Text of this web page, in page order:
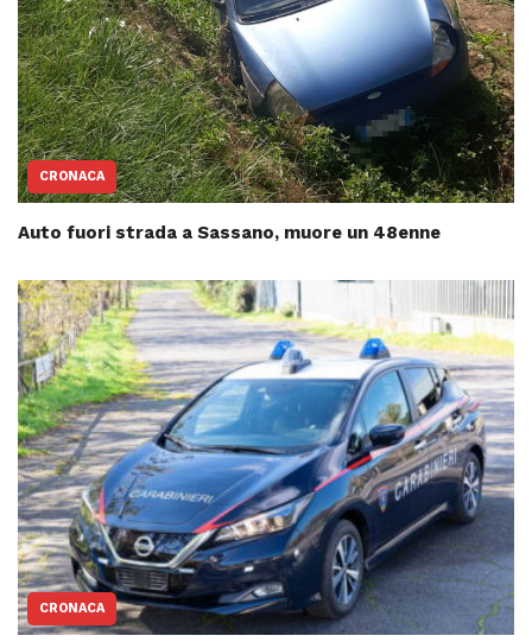
CRONACA
Auto fuori strada a Sassano, muore un 48enne
CRONACA